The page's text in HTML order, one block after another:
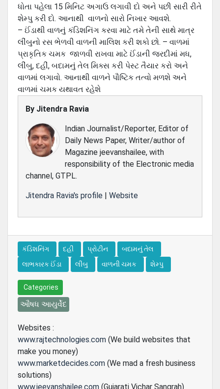
ધોતા પહેલા 15 મિનિટ અગાઉ લગાવી દો અને પછી સારી રીતે
શેમ્પુ કરી દો. આનાથી વાળનો સારો નિખાર આવશે.
– ઈંડાથી વાળનું કંડિશનિંગ કરવા માટે તમે તેની સાથે માત્ર
લીંબુનો રસ ભેળવી વાળની માલિશ કરી શકો છો. – વાળમાં
પ્રાકૃતિક ચમક જાળવી રાખવા માટે ઈંડાની જરદીમાં મધ,
લીંબુ, દહીં, બદામનું તેલ મિક્સ કરી પેસ્ટ તૈયાર કરો અને
વાળમાં લગાવો. આનાથી વાળને પૌષ્ટિક તત્વો મળશે અને
વાળમાં ચમક યથાવત રહેશે
By Jitendra Ravia
Indian Journalist/Reporter, Editor of
Daily News Paper, Writer/author of
Magazine jeevanshailee, with
responsibility of the Electronic media
channel, GTPL.
Jitendra Ravia's profile | Website
કંડિશનિંગ દહીં પ્રોટીન
બદામનું તેલ
લાભકારક ઈંડા
લીંબુ વાળની ચમક શેમ્પુ
Categories
ઔષધ આયુર્વેદ
Websites :
www.rajtechnologies.com (We build websites that
make you money)
www.marketdecides.com (We mad a fresh business
solutions)
www.jeevanshailee.com (Gujarati Vichar Sangrah)